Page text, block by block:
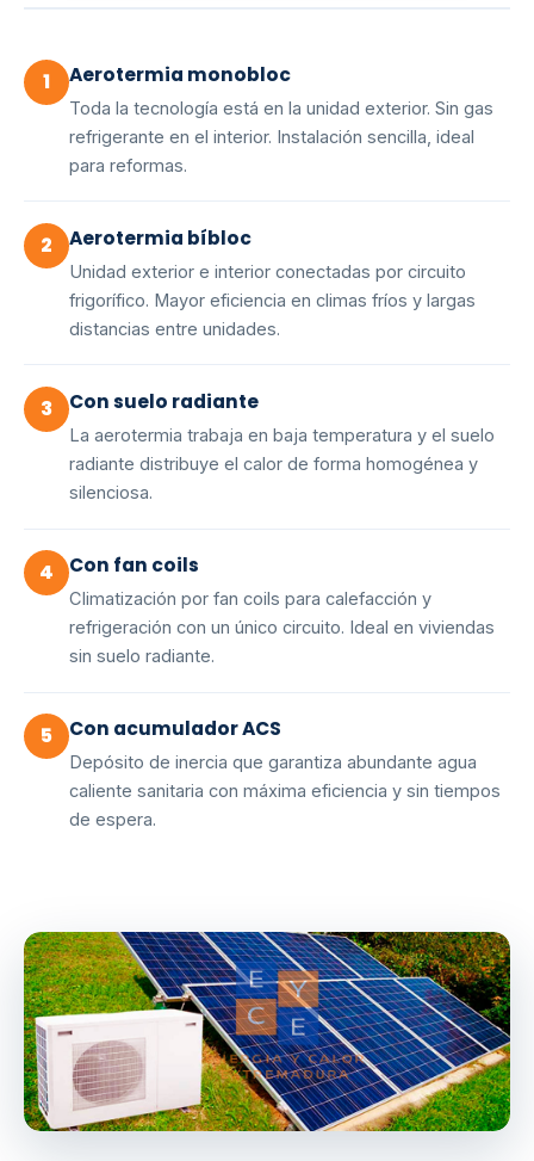
1 Aerotermia monobloc
Toda la tecnología está en la unidad exterior. Sin gas
refrigerante en el interior. Instalación sencilla, ideal
para reformas.
2 Aerotermia bíbloc
Unidad exterior e interior conectadas por circuito
frigorífico. Mayor eficiencia en climas fríos y largas
distancias entre unidades.
3 Con suelo radiante
La aerotermia trabaja en baja temperatura y el suelo
radiante distribuye el calor de forma homogénea y
silenciosa.
4 Con fan coils
Climatización por fan coils para calefacción y
refrigeración con un único circuito. Ideal en viviendas
sin suelo radiante.
5 Con acumulador ACS
Depósito de inercia que garantiza abundante agua
caliente sanitaria con máxima eficiencia y sin tiempos
de espera.